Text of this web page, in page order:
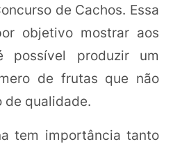
de Cachos. Essa
objetivo mostrar aos
possível produzir um
de frutas que não
de qualidade.
tem importância tanto